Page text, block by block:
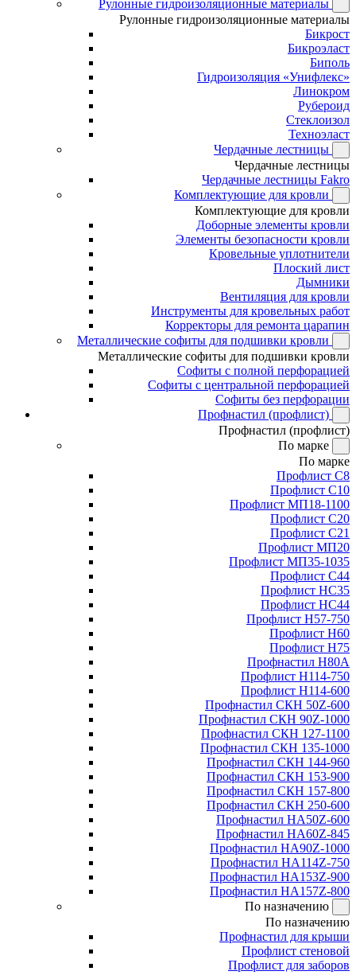
Рулонные гидроизоляционные материалы
Рулонные гидроизоляционные материалы
Бикрост
Бикроэласт
Биполь
Гидроизоляция «Унифлекс»
Линокром
Рубероид
Стеклоизол
Техноэласт
Чердачные лестницы
Чердачные лестницы
Чердачные лестницы Fakro
Комплектующие для кровли
Комплектующие для кровли
Доборные элементы кровли
Элементы безопасности кровли
Кровельные уплотнители
Плоский лист
Дымники
Вентиляция для кровли
Инструменты для кровельных работ
Корректоры для ремонта царапин
Металлические софиты для подшивки кровли
Металлические софиты для подшивки кровли
Софиты с полной перфорацией
Софиты с центральной перфорацией
Софиты без перфорации
Профнастил (профлист)
Профнастил (профлист)
По марке
По марке
Профлист С8
Профлист С10
Профлист МП18-1100
Профлист С20
Профлист С21
Профлист МП20
Профлист МП35-1035
Профлист С44
Профлист НС35
Профлист НС44
Профлист Н57-750
Профлист Н60
Профлист Н75
Профнастил Н80А
Профлист Н114-750
Профлист Н114-600
Профнастил СКН 50Z-600
Профнастил СКН 90Z-1000
Профнастил СКН 127-1100
Профнастил СКН 135-1000
Профнастил СКН 144-960
Профнастил СКН 153-900
Профнастил СКН 157-800
Профнастил СКН 250-600
Профнастил НА50Z-600
Профнастил НА60Z-845
Профнастил НА90Z-1000
Профнастил НА114Z-750
Профнастил НА153Z-900
Профнастил НА157Z-800
По назначению
По назначению
Профнастил для крыши
Профлист стеновой
Профлист для заборов